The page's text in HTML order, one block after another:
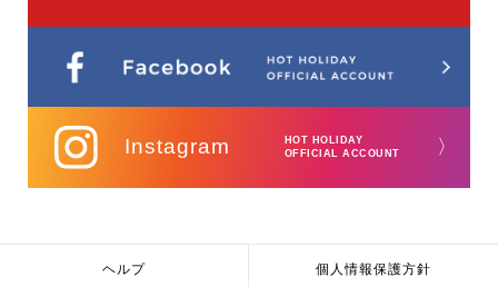
Instagram
HOT HOLIDAY
OFFICIAL ACCOUNT
〉
ヘルプ 個人情報保護方針